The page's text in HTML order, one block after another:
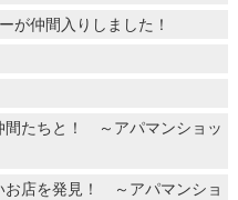
が仲間入りしました！
間たちと！ ～アパマンショッ
お店を発見！ ～アパマンショ